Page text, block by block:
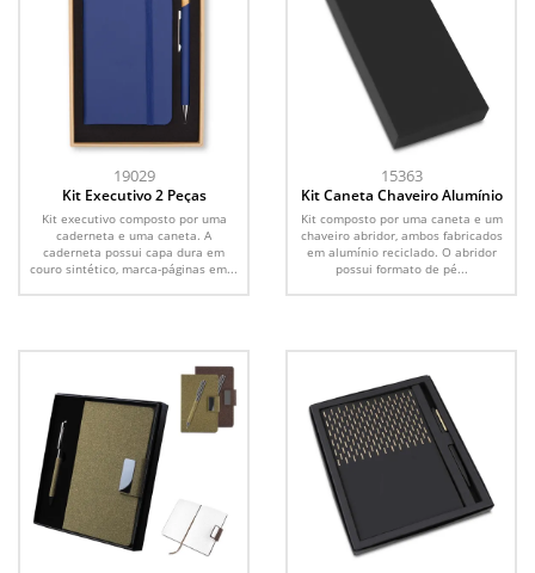
19029
Kit Executivo 2 Peças
Kit executivo composto por uma
caderneta e uma caneta. A
caderneta possui capa dura em
couro sintético, marca-páginas em...
15363
Kit Caneta Chaveiro Alumínio
Kit composto por uma caneta e um
chaveiro abridor, ambos fabricados
em alumínio reciclado. O abridor
possui formato de pé...